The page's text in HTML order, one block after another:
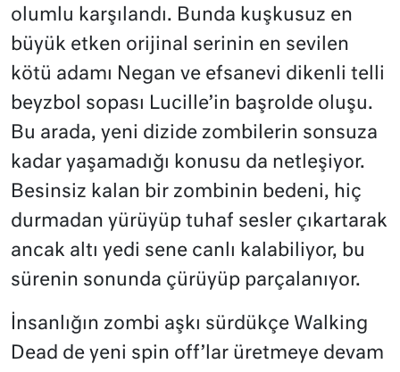
olumlu karşılandı. Bunda kuşkusuz en
büyük etken orijinal serinin en sevilen
kötü adamı Negan ve efsanevi dikenli telli
beyzbol sopası Lucille’in başrolde oluşu.
Bu arada, yeni dizide zombilerin sonsuza
kadar yaşamadığı konusu da netleşiyor.
Besinsiz kalan bir zombinin bedeni, hiç
durmadan yürüyüp tuhaf sesler çıkartarak
ancak altı yedi sene canlı kalabiliyor, bu
sürenin sonunda çürüyüp parçalanıyor.
İnsanlığın zombi aşkı sürdükçe Walking
Dead de yeni spin off’lar üretmeye devam